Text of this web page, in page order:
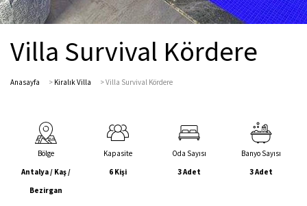
Villa Survival Kördere
Anasayfa > Kiralık Villa >Villa Survival Kördere
Bölge
Antalya / Kaş /
Bezirgan
Kapasite
6 Kişi
Oda Sayısı
3 Adet
Banyo Sayısı
3 Adet